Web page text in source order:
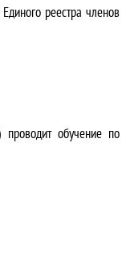
реестра членов
обучение по